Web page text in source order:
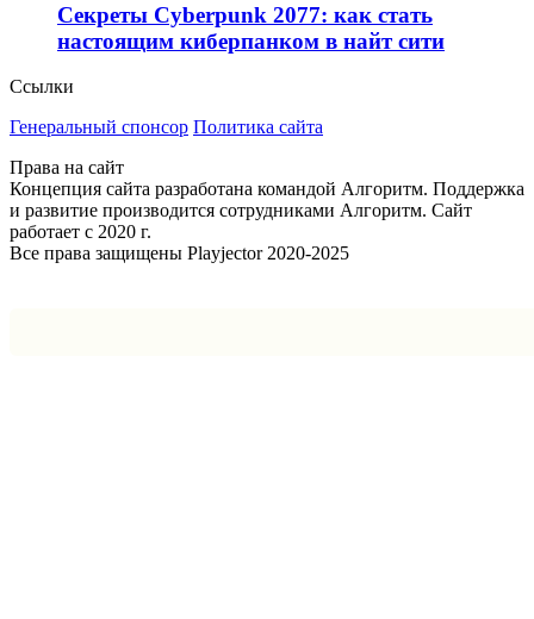
Секреты Cyberpunk 2077: как стать
настоящим киберпанком в найт сити
Ссылки
Генеральный спонсор Политика сайта
Права на сайт
Концепция сайта разработана командой Алгоритм. Поддержка
и развитие производится сотрудниками Алгоритм. Сайт
работает с 2020 г.
Все права защищены Playjector 2020-2025